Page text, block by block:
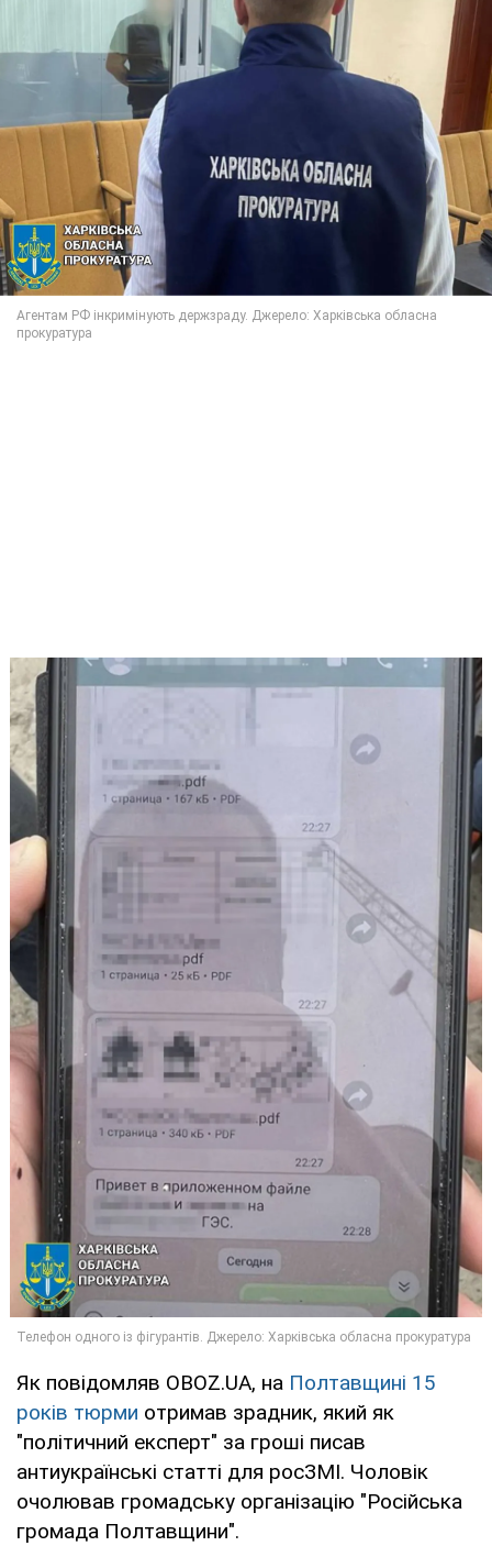
Як повідомляв OBOZ.UA, на Полтавщині 15
років тюрми отримав зрадник, який як
"політичний експерт" за гроші писав
антиукраїнські статті для росЗМІ. Чоловік
очолював громадську організацію "Російська
громада Полтавщини".